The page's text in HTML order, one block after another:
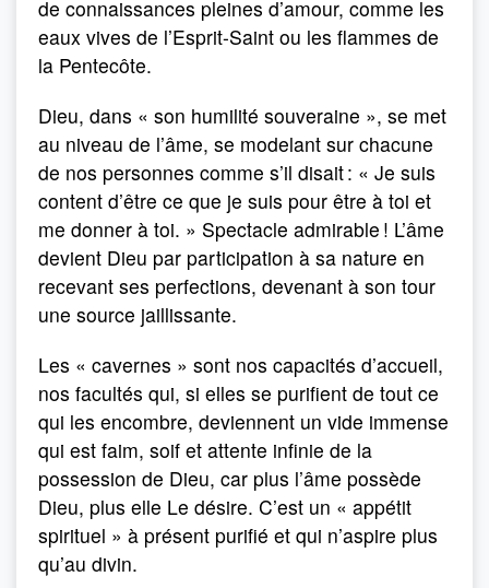
de connaissances pleines d’amour, comme les
eaux vives de l’Esprit-Saint ou les flammes de
la Pentecôte.
Dieu, dans « son humilité souveraine », se met
au niveau de l’âme, se modelant sur chacune
de nos personnes comme s’il disait : « Je suis
content d’être ce que je suis pour être à toi et
me donner à toi. » Spectacle admirable ! L’âme
devient Dieu par participation à sa nature en
recevant ses perfections, devenant à son tour
une source jaillissante.
Les « cavernes » sont nos capacités d’accueil,
nos facultés qui, si elles se purifient de tout ce
qui les encombre, deviennent un vide immense
qui est faim, soif et attente infinie de la
possession de Dieu, car plus l’âme possède
Dieu, plus elle Le désire. C’est un « appétit
spirituel » à présent purifié et qui n’aspire plus
qu’au divin.